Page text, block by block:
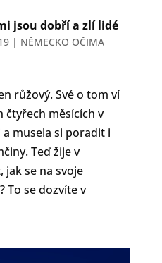
jsou dobří a zlí lidé
| NĚMECKO OČIMA
růžový. Své o tom ví
čtyřech měsících v
musela si poradit i
Teď žije v
jak se na svoje
To se dozvíte v